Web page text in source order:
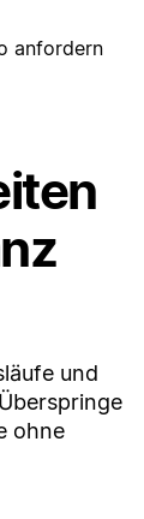
anfordern
und
ohne